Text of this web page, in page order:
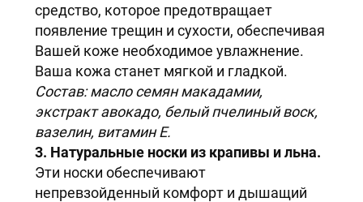
средство, которое предотвращает
появление трещин и сухости, обеспечивая
Вашей коже необходимое увлажнение.
Ваша кожа станет мягкой и гладкой.
Состав: масло семян макадамии,
экстракт авокадо, белый пчелиный воск,
вазелин, витамин E.
3. Натуральные носки из крапивы и льна.
Эти носки обеспечивают
непревзойденный комфорт и дышащий